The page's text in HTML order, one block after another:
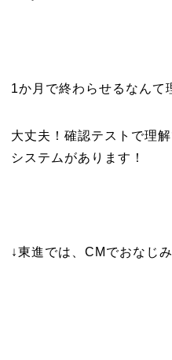
1か月で終わらせるなんて
大丈夫！確認テストで理
システムがあります！
↓東進では、CMでおなじ